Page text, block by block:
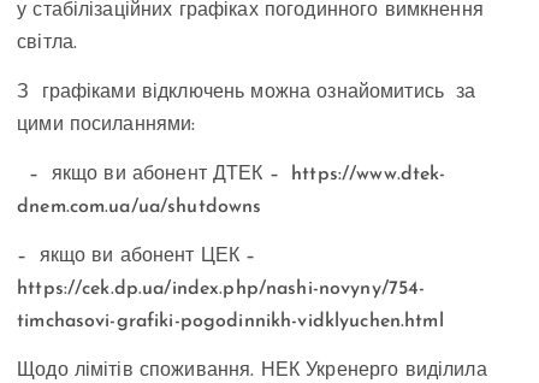
у стабілізаційних графіках погодинного вимкнення
світла.
З графіками відключень можна ознайомитись за
цими посиланнями:
– якщо ви абонент ДТЕК – https://www.dtek-
dnem.com.ua/ua/shutdowns
– якщо ви абонент ЦЕК –
https://cek.dp.ua/index.php/nashi-novyny/754-
timchasovi-grafiki-pogodinnikh-vidklyuchen.html
Щодо лімітів споживання. НЕК Укренерго виділила